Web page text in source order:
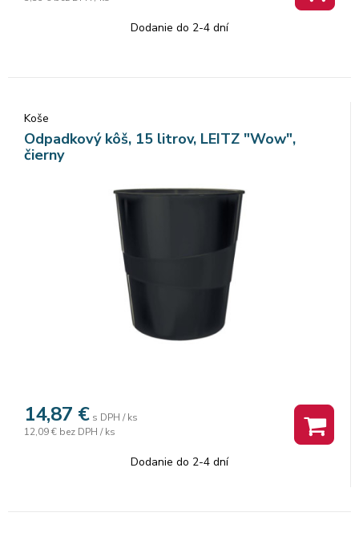
Dodanie do 2-4 dní
Koše
Odpadkový kôš, 15 litrov, LEITZ "Wow",
čierny
14,87 € s DPH / ks
12,09 € bez DPH / ks
Dodanie do 2-4 dní